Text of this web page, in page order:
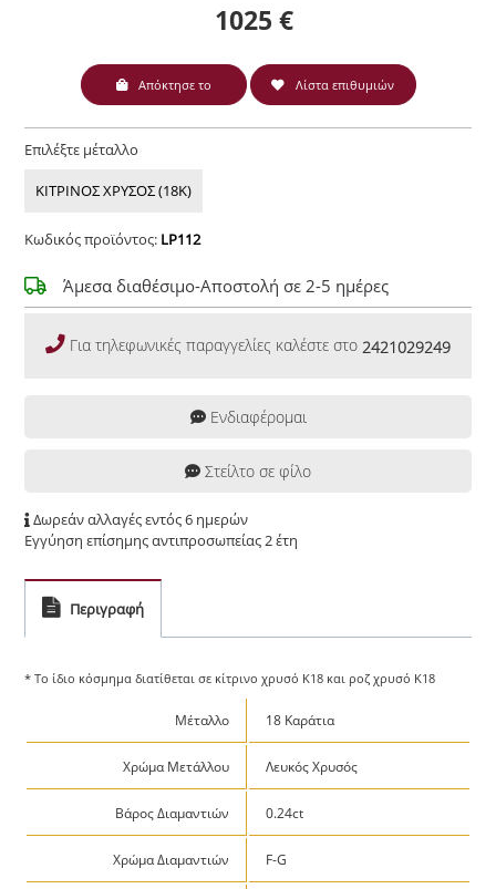
1025 €
Απόκτησε το Λίστα επιθυμιών
Επιλέξτε μέταλλο
ΚΙΤΡΙΝΟΣ ΧΡΥΣΟΣ (18Κ)
Κωδικός προϊόντος: LP112
Άμεσα διαθέσιμο-Αποστολή σε 2-5 ημέρες
Για τηλεφωνικές παραγγελίες καλέστε στο 2421029249
Ενδιαφέρομαι
Στείλτο σε φίλο
Δωρεάν αλλαγές εντός 6 ημερών
Εγγύηση επίσημης αντιπροσωπείας 2 έτη
Περιγραφή
* Το ίδιο κόσμημα διατίθεται σε κίτρινο χρυσό Κ18 και ροζ χρυσό Κ18
Μέταλλο 18 Καράτια
Χρώμα Μετάλλου Λευκός Χρυσός
Βάρος Διαμαντιών 0.24ct
Χρώμα Διαμαντιών F-G